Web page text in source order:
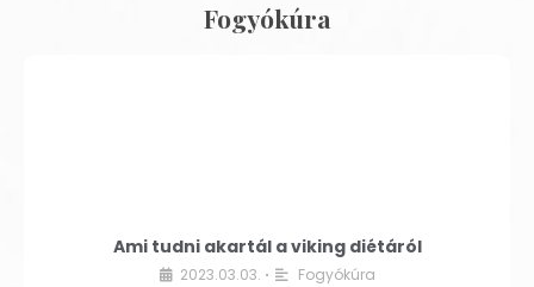
Fogyókúra
Ami tudni akartál a viking diétáról
2023.03.03. • Fogyókúra